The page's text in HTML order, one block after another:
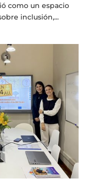
como un espacio
inclusión,...